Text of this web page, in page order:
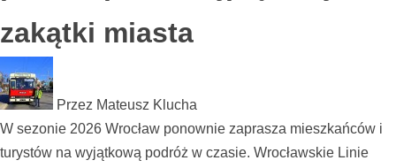
zakątki miasta
Przez Mateusz Klucha
W sezonie 2026 Wrocław ponownie zaprasza mieszkańców i
turystów na wyjątkową podróż w czasie. Wrocławskie Linie